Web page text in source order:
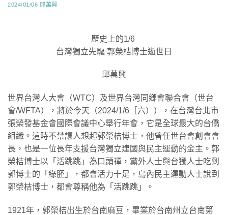
2024/01/06 邱萬興
歷史上的1/6
台灣獨立先驅 郭榮桔博士逝世日
邱萬興
世界台灣人大會（WTC）及世界台灣同鄉會聯合會（世台
會/WFTA），將於今天（2024/1/6［六）），在台灣台北市
張榮發基金會國際會議中心舉行年會，它是全球最大的台僑
組織。這時不禁讓人想起郭榮桔博士，他曾任世台會創會會
長，也是一位長年支援台灣獨立建國與民主運動的金主。郭
榮桔博士以「活跳跳」為口頭禪，黨外人士與台獨人士吃到
郭博士的「綠胚」，都會活力十足，島內民主運動人士說到
郭榮桔博士，都會尊稱他為「活跳跳」。
1921年，郭榮桔出生於台南麻豆，畢業於台南州立台南第